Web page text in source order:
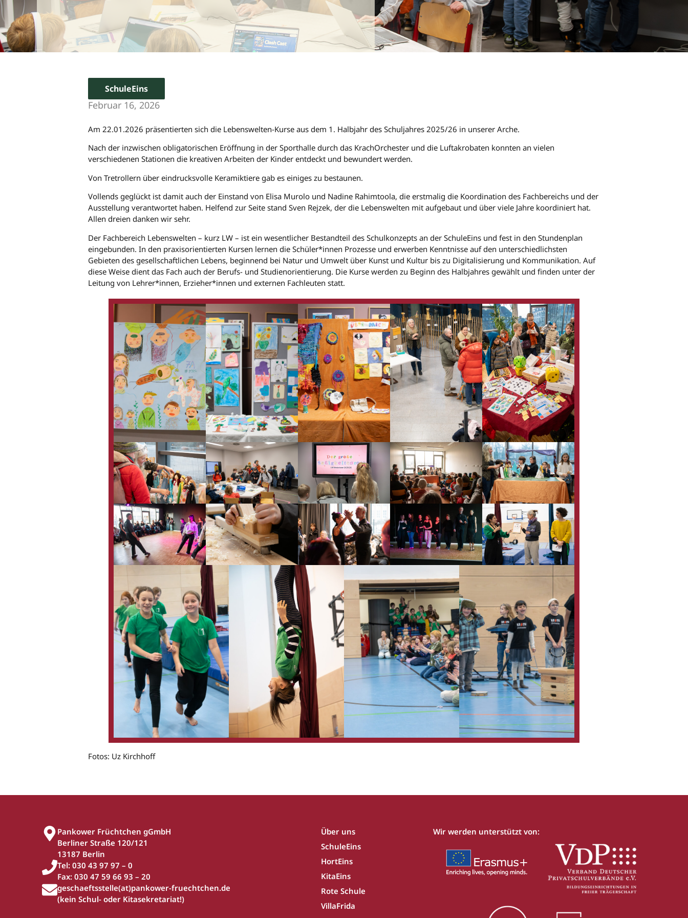
SchuleEins
Februar 16, 2026
Am 22.01.2026 präsentierten sich die Lebenswelten-Kurse aus dem 1. Halbjahr des Schuljahres 2025/26 in unserer Arche.
Nach der inzwischen obligatorischen Eröffnung in der Sporthalle durch das KrachOrchester und die Luftakrobaten konnten an vielen
verschiedenen Stationen die kreativen Arbeiten der Kinder entdeckt und bewundert werden.
Von Tretrollern über eindrucksvolle Keramiktiere gab es einiges zu bestaunen.
Vollends geglückt ist damit auch der Einstand von Elisa Murolo und Nadine Rahimtoola, die erstmalig die Koordination des Fachbereichs und der
Ausstellung verantwortet haben. Helfend zur Seite stand Sven Rejzek, der die Lebenswelten mit aufgebaut und über viele Jahre koordiniert hat.
Allen dreien danken wir sehr.
Der Fachbereich Lebenswelten – kurz LW – ist ein wesentlicher Bestandteil des Schulkonzepts an der SchuleEins und fest in den Stundenplan
eingebunden. In den praxisorientierten Kursen lernen die Schüler*innen Prozesse und erwerben Kenntnisse auf den unterschiedlichsten
Gebieten des gesellschaftlichen Lebens, beginnend bei Natur und Umwelt über Kunst und Kultur bis zu Digitalisierung und Kommunikation. Auf
diese Weise dient das Fach auch der Berufs- und Studienorientierung. Die Kurse werden zu Beginn des Halbjahres gewählt und finden unter der
Leitung von Lehrer*innen, Erzieher*innen und externen Fachleuten statt.
Fotos: Uz Kirchhoff
Pankower Früchtchen gGmbH
Berliner Straße 120/121
13187 Berlin
Tel: 030 43 97 97 – 0
Fax: 030 47 59 66 93 – 20
geschaeftsstelle(at)pankower-fruechtchen.de
(kein Schul- oder Kitasekretariat!)
Über uns
SchuleEins
HortEins
KitaEins
Rote Schule
VillaFrida
Wir werden unterstützt von: